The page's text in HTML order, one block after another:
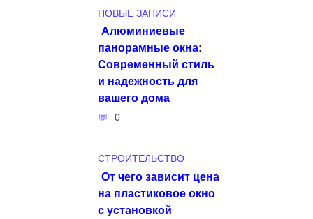
НОВЫЕ ЗАПИСИ
Алюминиевые
панорамные окна:
Современный стиль
и надежность для
вашего дома
0
СТРОИТЕЛЬСТВО
От чего зависит цена
на пластиковое окно
с установкой